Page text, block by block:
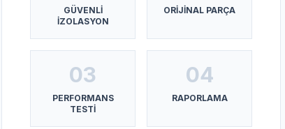
GÜVENLI
İZOLASYON
ORIJINAL PARÇA
03
PERFORMANS
TESTI
04
RAPORLAMA